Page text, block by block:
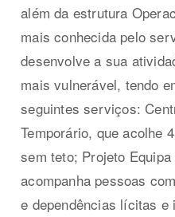
além da estrutura
mais conhecida pelo
desenvolve a sua
mais vulnerável, tendo
seguintes serviços:
Temporário, que acolhe
sem teto; Projeto
acompanha pessoas
e dependências lícitas